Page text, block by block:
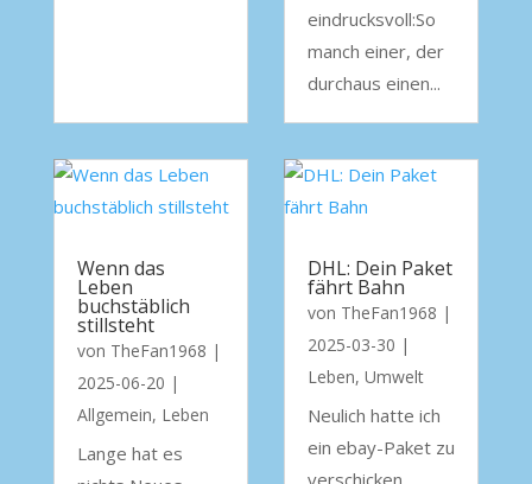
eindrucksvoll:So
manch einer, der
durchaus einen...
Wenn das
Leben
buchstäblich
stillsteht
von TheFan1968 |
2025-06-20 |
Allgemein, Leben
Lange hat es
DHL: Dein Paket
fährt Bahn
von TheFan1968 |
2025-03-30 |
Leben, Umwelt
Neulich hatte ich
ein ebay-Paket zu
verschicken.